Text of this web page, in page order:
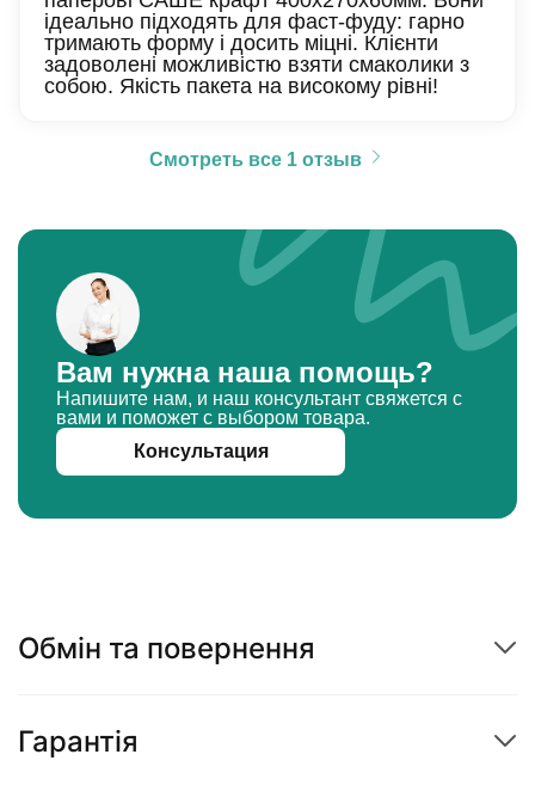
ідеально підходять для фаст-фуду: гарно
тримають форму і досить міцні. Клієнти
задоволені можливістю взяти смаколики з
собою. Якість пакета на високому рівні!
Смотреть все 1 отзыв
Вам нужна наша помощь?
Напишите нам, и наш консультант свяжется с
вами и поможет с выбором товара.
Консультация
Обмін та повернення
Гарантія